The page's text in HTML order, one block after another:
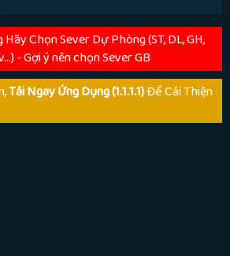
Chọn Sever Dự Phòng (ST, DL, GH,
- Gợi ý nên chọn Sever GB
Tải Ngay Ứng Dụng (1.1.1.1)Để Cải Thiện